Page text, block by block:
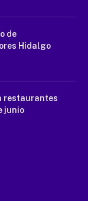
de
Hidalgo
restaurantes
junio